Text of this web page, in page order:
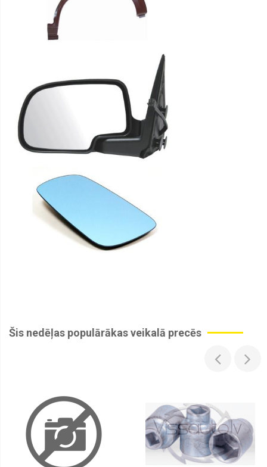
Slēdži
Vilkšanas
cilpas
Parkošanās
sensori
vanniņas,
grīdiņas
Radiatori
dzesēšanas,
Radiatori
salona,
Ventilatori
dzesēšanas,
Viskosajūgi
Ventilatori
Šis nedēļas populārākas veikalā precēs